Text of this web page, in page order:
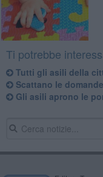
Ti potrebbe
Tutti gli asili della
Scattano le
Gli asili aprono le